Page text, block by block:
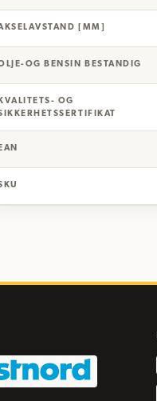
[MM]
OG BENSIN BESTANDIG
KVALITETS- OG
EAN